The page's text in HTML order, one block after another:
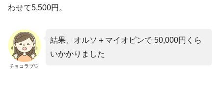
わせて5,500円。
チョコラブ♡
結果、オルソ＋マイオピンで 50,000円くら
いかかりました